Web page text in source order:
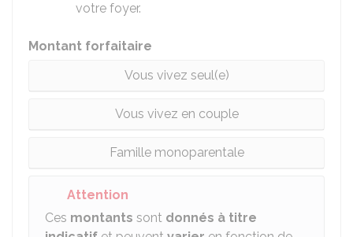
votre foyer.
Montant forfaitaire
Vous vivez seul(e)
Vous vivez en couple
Famille monoparentale
Attention
Ces montants sont donnés à titre